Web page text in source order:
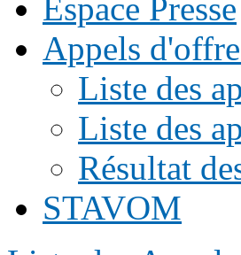
Espace Presse
Appels
Liste des
Liste des
Résultat
STAVOM